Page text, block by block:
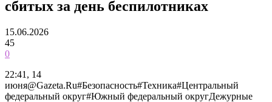
сбитых за день беспилотниках
15.06.2026
45
0
22:41, 14
июня@Gazeta.Ru#Безопасность#Техника#Центральный
федеральный округ#Южный федеральный округДежурные